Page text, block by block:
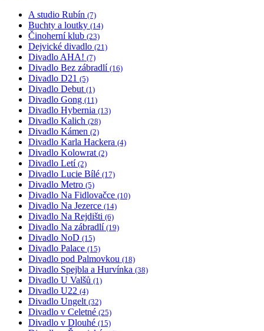
A studio Rubín (7)
Buchty a loutky (14)
Činoherní klub (23)
Dejvické divadlo (21)
Divadlo AHA! (7)
Divadlo Bez zábradlí (16)
Divadlo D21 (5)
Divadlo Debut (1)
Divadlo Gong (11)
Divadlo Hybernia (13)
Divadlo Kalich (28)
Divadlo Kámen (2)
Divadlo Karla Hackera (4)
Divadlo Kolowrat (2)
Divadlo Letí (2)
Divadlo Lucie Bílé (17)
Divadlo Metro (5)
Divadlo Na Fidlovačce (10)
Divadlo Na Jezerce (14)
Divadlo Na Rejdišti (6)
Divadlo Na zábradlí (19)
Divadlo NoD (15)
Divadlo Palace (15)
Divadlo pod Palmovkou (18)
Divadlo Spejbla a Hurvínka (38)
Divadlo U Valšů (1)
Divadlo U22 (4)
Divadlo Ungelt (32)
Divadlo v Celetné (25)
Divadlo v Dlouhé (15)